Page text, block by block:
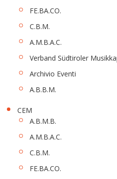
FE.BA.CO.
C.B.M.
A.M.B.A.C.
Verband Südtiroler
Archivio Eventi
A.B.B.M.
CEM
A.B.M.B.
A.M.B.A.C.
C.B.M.
FE.BA.CO.